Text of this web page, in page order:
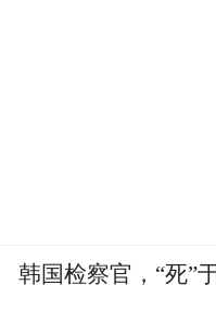
韩国检察官，“死”